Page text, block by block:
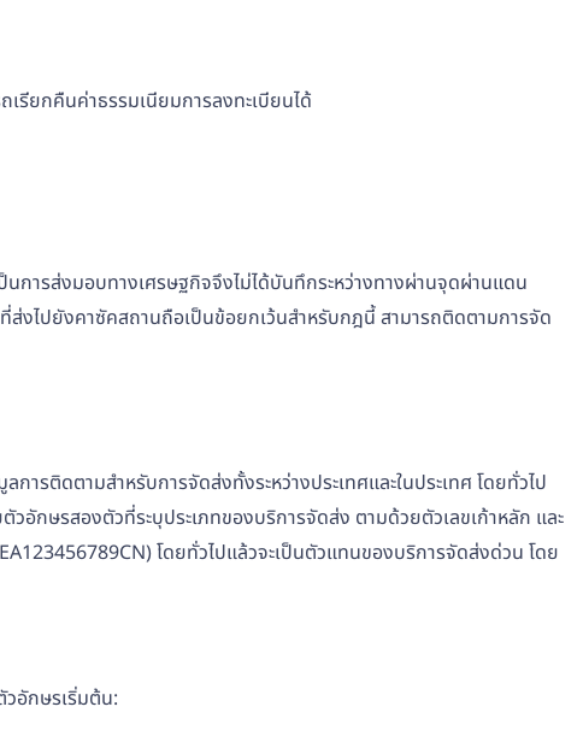
รียกคืนค่าธรรมเนียมการลงทะเบียนได้
การส่งมอบทางเศรษฐกิจจึงไม่ได้บันทึกระหว่างทางผ่านจุดผ่านแดน
ไปยังคาซัคสถานถือเป็นข้อยกเว้นสำหรับกฎนี้ สามารถติดตามการจัด
ารติดตามสำหรับการจัดส่งทั้งระหว่างประเทศและในประเทศ โดยทั่วไป
อักษรสองตัวที่ระบุประเภทของบริการจัดส่ง ตามด้วยตัวเลขเก้าหลัก และ
โดยทั่วไปแล้วจะเป็นตัวแทนของบริการจัดส่งด่วน โดย
อักษรเริ่มต้น: